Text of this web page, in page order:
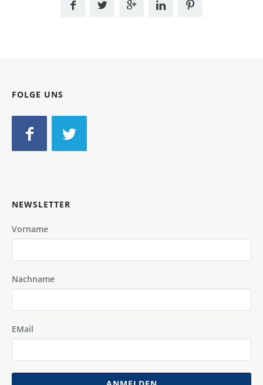
FOLGE UNS
NEWSLETTER
Vorname
Nachname
EMail